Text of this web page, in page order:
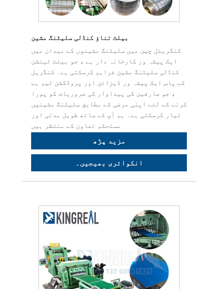
بیلٹ تناؤ کنڈلی سلیٹنگ مشین
کنگریئل چین میں سلیٹنگ مشینوں کے میدان میں
ایک پیشہ ور کارخانہ دار ہے ، جو بیلٹ ٹینشن
کنڈلی سلیٹنگ مشین فراہم کرسکتی ہے۔ کنگریل
کے پاس ایک پیشہ ور ڈیزائن اور پروڈکشن ٹیم ہے
، جو صارفین کی پیداوار کی ضروریات کو پورا
کرنے کے لئے اپنی مرضی کے مطابق سلیٹنگ مشینیں
تیار کرسکتی ہے۔ ہم آپ کے ساتھ طویل مدتی اور
مستحکم تعاون کے منتظر ہیں
مزید پڑھ
انکوائری بھیجیں۔